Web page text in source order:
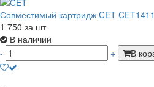
Совместимый картридж CET
1 750 за шт
В наличии
-
+ В